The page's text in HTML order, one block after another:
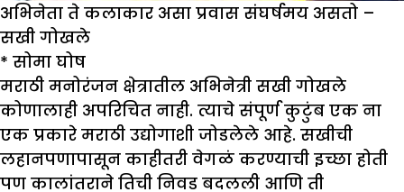
अभिनेता ते कलाकार असा प्रवास संघर्षमय असतो –
सखी गोखले
* सोमा घोष
मराठी मनोरंजन क्षेत्रातील अभिनेत्री सखी गोखले
कोणालाही अपरिचित नाही. त्याचे संपूर्ण कुटुंब एक ना
एक प्रकारे मराठी उद्योगाशी जोडलेले आहे. सखीची
लहानपणापासून काहीतरी वेगळं करण्याची इच्छा होती
पण कालांतराने तिची निवड बदलली आणि ती